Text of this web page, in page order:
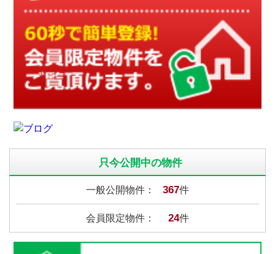
只今公開中の物件
一般公開物件： 367件
会員限定物件： 24件